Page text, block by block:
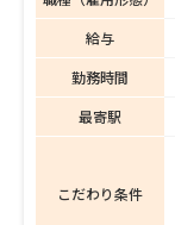
給与
勤務時間
最寄駅
こだわり条件